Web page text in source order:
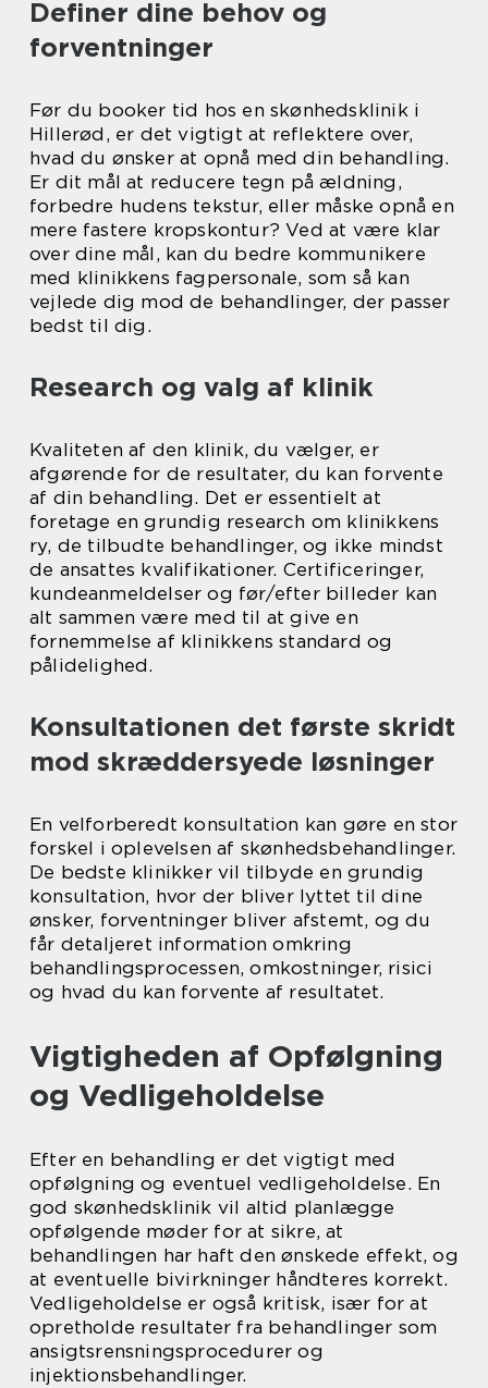
Definer dine behov og
forventninger
Før du booker tid hos en skønhedsklinik i
Hillerød, er det vigtigt at reflektere over,
hvad du ønsker at opnå med din behandling.
Er dit mål at reducere tegn på ældning,
forbedre hudens tekstur, eller måske opnå en
mere fastere kropskontur? Ved at være klar
over dine mål, kan du bedre kommunikere
med klinikkens fagpersonale, som så kan
vejlede dig mod de behandlinger, der passer
bedst til dig.
Research og valg af klinik
Kvaliteten af den klinik, du vælger, er
afgørende for de resultater, du kan forvente
af din behandling. Det er essentielt at
foretage en grundig research om klinikkens
ry, de tilbudte behandlinger, og ikke mindst
de ansattes kvalifikationer. Certificeringer,
kundeanmeldelser og før/efter billeder kan
alt sammen være med til at give en
fornemmelse af klinikkens standard og
pålidelighed.
Konsultationen det første skridt
mod skræddersyede løsninger
En velforberedt konsultation kan gøre en stor
forskel i oplevelsen af skønhedsbehandlinger.
De bedste klinikker vil tilbyde en grundig
konsultation, hvor der bliver lyttet til dine
ønsker, forventninger bliver afstemt, og du
får detaljeret information omkring
behandlingsprocessen, omkostninger, risici
og hvad du kan forvente af resultatet.
Vigtigheden af Opfølgning
og Vedligeholdelse
Efter en behandling er det vigtigt med
opfølgning og eventuel vedligeholdelse. En
god skønhedsklinik vil altid planlægge
opfølgende møder for at sikre, at
behandlingen har haft den ønskede effekt, og
at eventuelle bivirkninger håndteres korrekt.
Vedligeholdelse er også kritisk, især for at
opretholde resultater fra behandlinger som
ansigtsrensningsprocedurer og
injektionsbehandlinger.